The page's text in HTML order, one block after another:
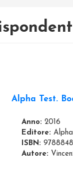
Alpha Test.
Anno: 2016
Editore:
ISBN:
Autore: